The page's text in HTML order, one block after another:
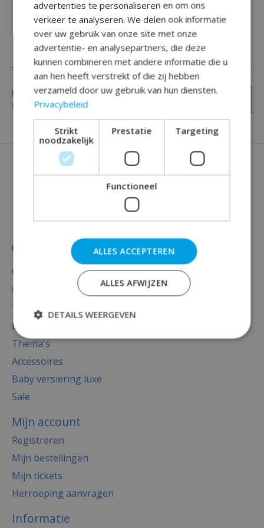
Reviews (0)
0 sterren op basis van 0
beoordelingen
Categorieën
Versiering
Totaal thema feest
Decoratie
Thema's
Accessoires
Baby versiering luxe
Sale
Mijn account
Registreren
Mijn bestellingen
Mijn tickets
Herroeping aanvragen
Informatie
advertenties te personaliseren en om ons
verkeer te analyseren. We delen ook informatie
over uw gebruik van onze site met onze
advertentie- en analysepartners, die deze
kunnen combineren met andere informatie die u
aan hen heeft verstrekt of die zij hebben
verzameld door uw gebruik van hun diensten.
Privacybeleid
Strikt
noodzakelijk
Prestatie Targeting
Functioneel
ALLES ACCEPTEREN
ALLES AFWIJZEN
DETAILS WEERGEVEN